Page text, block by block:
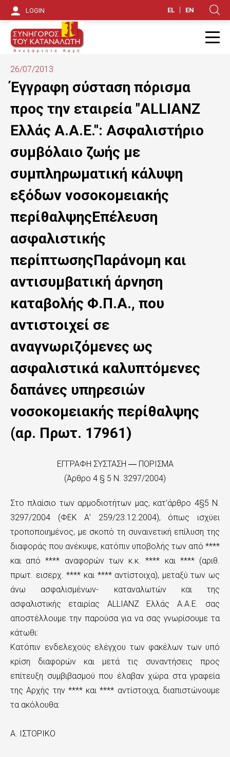
LOGIN EL EN
26/07/2013
Έγγραφη σύσταση πόρισμα
προς την εταιρεία "ALLIANZ
Ελλάς Α.Α.Ε.": Ασφαλιστήριο
συμβόλαιο ζωής με
συμπληρωματική κάλυψη
εξόδων νοσοκομειακής
περίθαλψηςΕπέλευση
ασφαλιστικής
περίπτωσηςΠαράνομη και
αντισυμβατική άρνηση
καταβολής Φ.Π.Α., που
αντιστοιχεί σε
αναγνωριζόμενες ως
ασφαλιστικά καλυπτόμενες
δαπάνες υπηρεσιών
νοσοκομειακής περίθαλψης
(αρ. Πρωτ. 17961)
ΕΓΓΡΑΦΗ ΣΥΣΤΑΣΗ ― ΠΟΡΙΣΜΑ
(Άρθρο 4 § 5 Ν. 3297/2004)
Στο πλαίσιο των αρμοδιοτήτων μας, κατ’άρθρο 4§5 Ν.
3297/2004 (ΦΕΚ Α’ 259/23.12.2004), όπως ισχύει
τροποποιημένος, με σκοπό τη συναινετική επίλυση της
διαφοράς που ανέκυψε, κατόπιν υποβολής των από ****
και από **** αναφορών των κ.κ. **** και **** (αριθ.
πρωτ. εισερχ. **** και **** αντίστοιχα), μεταξύ των ως
άνω ασφαλισμένων- καταναλωτών και της
ασφαλιστικής εταιρίας ALLIANZ Ελλάς Α.Α.Ε. σας
αποστέλλουμε την παρούσα για να σας γνωρίσουμε τα
κάτωθι:
Κατόπιν ενδελεχούς ελέγχου των φακέλων των υπό
κρίση διαφορών και μετά τις συναντήσεις προς
επίτευξη συμβιβασμού που έλαβαν χώρα στα γραφεία
της Αρχής την **** και **** αντίστοιχα, διαπιστώνουμε
τα ακόλουθα:
Α. ΙΣΤΟΡΙΚΟ